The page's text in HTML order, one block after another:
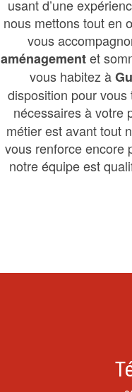
usant d’une
nous mettons tout en
vous
aménagementet
vous habitez à
disposition pour
nécessaires à votre
métier est avant tout
vous renforce encore
notre équipe est